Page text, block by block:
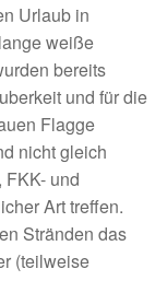
Urlaub in
weiße
bereits
und für die
Flagge
nicht gleich
FKK- und
Art treffen.
Stränden das
(teilweise